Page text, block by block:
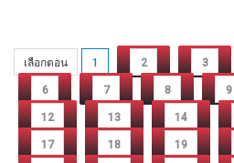
เลือกตอน 1 2 3
6 7 8 9
12 13 14
17 18 19